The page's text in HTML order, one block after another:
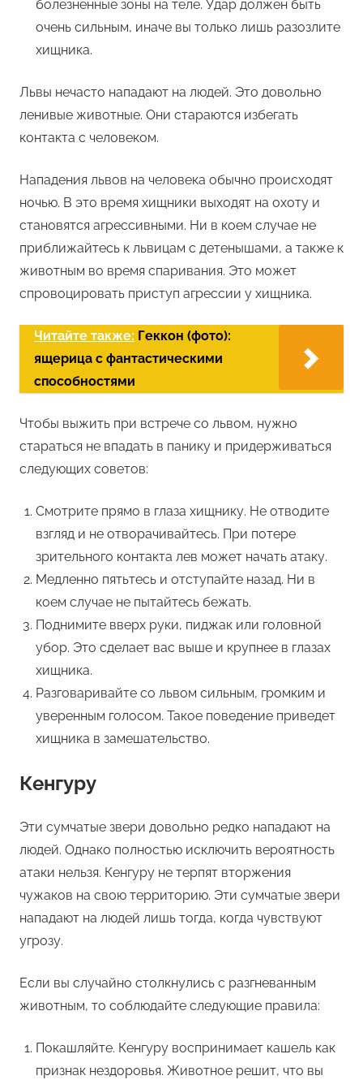
болезненные зоны на теле. Удар должен быть
очень сильным, иначе вы только лишь разозлите
хищника.
Львы нечасто нападают на людей. Это довольно
ленивые животные. Они стараются избегать
контакта с человеком.
Нападения львов на человека обычно происходят
ночью. В это время хищники выходят на охоту и
становятся агрессивными. Ни в коем случае не
приближайтесь к львицам с детенышами, а также к
животным во время спаривания. Это может
спровоцировать приступ агрессии у хищника.
Читайте также: Геккон (фото):
ящерица с фантастическими
способностями
Чтобы выжить при встрече со львом, нужно
стараться не впадать в панику и придерживаться
следующих советов:
Смотрите прямо в глаза хищнику. Не отводите
взгляд и не отворачивайтесь. При потере
зрительного контакта лев может начать атаку.
Медленно пятьтесь и отступайте назад. Ни в
коем случае не пытайтесь бежать.
Поднимите вверх руки, пиджак или головной
убор. Это сделает вас выше и крупнее в глазах
хищника.
Разговаривайте со львом сильным, громким и
уверенным голосом. Такое поведение приведет
хищника в замешательство.
Кенгуру
Эти сумчатые звери довольно редко нападают на
людей. Однако полностью исключить вероятность
атаки нельзя. Кенгуру не терпят вторжения
чужаков на свою территорию. Эти сумчатые звери
нападают на людей лишь тогда, когда чувствуют
угрозу.
Если вы случайно столкнулись с разгневанным
животным, то соблюдайте следующие правила:
Покашляйте. Кенгуру воспринимает кашель как
признак нездоровья. Животное решит, что вы